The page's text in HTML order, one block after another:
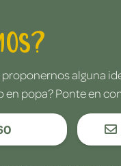
alguna
en popa? Ponte en